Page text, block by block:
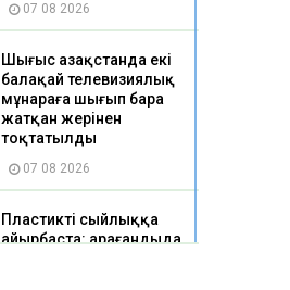
07 08 2026
Шығыс Қазақстанда екі
балақай телевизиялық
мұнараға шығып бара
жатқан жерінен
тоқтатылды
07 08 2026
Пластикті сыйлыққа
айырбаста: Қарағандыда